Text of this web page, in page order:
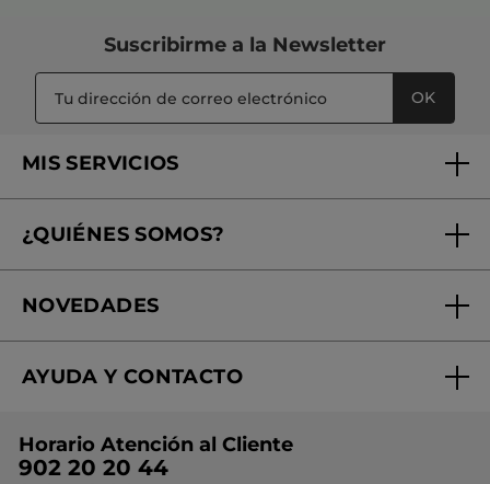
Suscribirme a la Newsletter
OK
MIS SERVICIOS
Tratamientos de Belleza
Mi club Yves Rocher
¿QUIÉNES SOMOS?
¿Quiénes somos?
Nuestros compromisos
Conviértete en Franquiciada
NOVEDADES
Rebajas
Ideas de Regalo
AYUDA Y CONTACTO
Contacto
Horario Atención al Cliente
902 20 20 44